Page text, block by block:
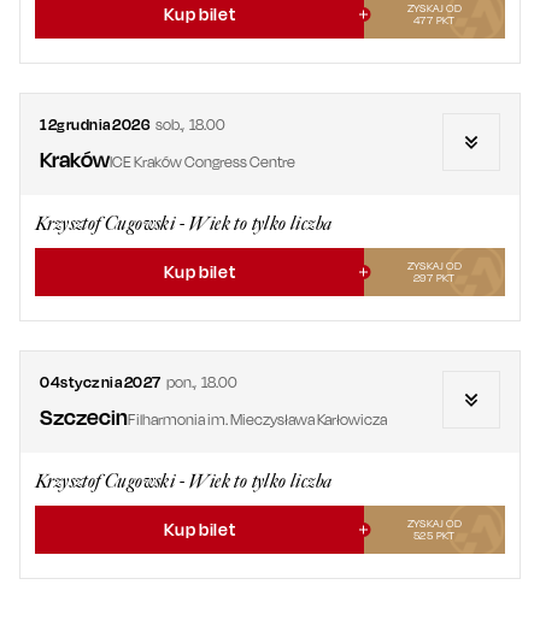
Kup bilet
ZYSKAJ OD
477 PKT
12grudnia2026 sob.,18.00
KrakówICE Kraków Congress Centre
Krzysztof Cugowski - Wiek to tylko liczba
Kup bilet
ZYSKAJ OD
297 PKT
04stycznia2027 pon., 18.00
SzczecinFilharmonia im. Mieczysława Karłowicza
Krzysztof Cugowski - Wiek to tylko liczba
Kup bilet
ZYSKAJ OD
525 PKT